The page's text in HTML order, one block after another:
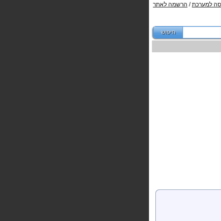
למערכת/ הרשמה לאתר